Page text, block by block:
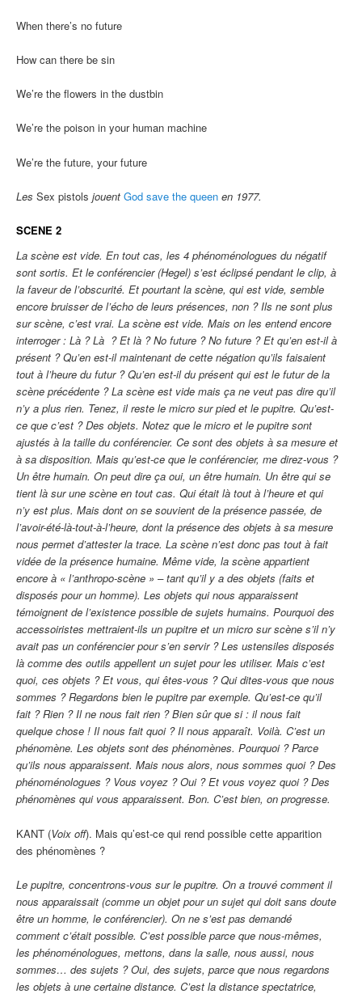
When there’s no future
How can there be sin
We’re the flowers in the dustbin
We’re the poison in your human machine
We’re the future, your future
Les Sex pistols jouent God save the queen en 1977.
SCENE 2
La scène est vide. En tout cas, les 4 phénoménologues du négatif
sont sortis. Et le conférencier (Hegel) s’est éclipsé pendant le clip, à
la faveur de l’obscurité. Et pourtant la scène, qui est vide, semble
encore bruisser de l’écho de leurs présences, non ? Ils ne sont plus
sur scène, c’est vrai. La scène est vide. Mais on les entend encore
interroger : Là ? Là ? Et là ? No future ? No future ? Et qu’en est-il à
présent ? Qu’en est-il maintenant de cette négation qu’ils faisaient
tout à l’heure du futur ? Qu’en est-il du présent qui est le futur de la
scène précédente ? La scène est vide mais ça ne veut pas dire qu’il
n’y a plus rien. Tenez, il reste le micro sur pied et le pupitre. Qu’est-
ce que c’est ? Des objets. Notez que le micro et le pupitre sont
ajustés à la taille du conférencier. Ce sont des objets à sa mesure et
à sa disposition. Mais qu’est-ce que le conférencier, me direz-vous ?
Un être humain. On peut dire ça oui, un être humain. Un être qui se
tient là sur une scène en tout cas. Qui était là tout à l’heure et qui
n’y est plus. Mais dont on se souvient de la présence passée, de
l’avoir-été-là-tout-à-l’heure, dont la présence des objets à sa mesure
nous permet d’attester la trace. La scène n’est donc pas tout à fait
vidée de la présence humaine. Même vide, la scène appartient
encore à « l’anthropo-scène » – tant qu’il y a des objets (faits et
disposés pour un homme). Les objets qui nous apparaissent
témoignent de l’existence possible de sujets humains. Pourquoi des
accessoiristes mettraient-ils un pupitre et un micro sur scène s’il n’y
avait pas un conférencier pour s’en servir ? Les ustensiles disposés
là comme des outils appellent un sujet pour les utiliser. Mais c’est
quoi, ces objets ? Et vous, qui êtes-vous ? Qui dites-vous que nous
sommes ? Regardons bien le pupitre par exemple. Qu’est-ce qu’il
fait ? Rien ? Il ne nous fait rien ? Bien sûr que si : il nous fait
quelque chose ! Il nous fait quoi ? Il nous apparaît. Voilà. C’est un
phénomène. Les objets sont des phénomènes. Pourquoi ? Parce
qu’ils nous apparaissent. Mais nous alors, nous sommes quoi ? Des
phénoménologues ? Vous voyez ? Oui ? Et vous voyez quoi ? Des
phénomènes qui vous apparaissent. Bon. C’est bien, on progresse.
KANT (Voix off). Mais qu’est-ce qui rend possible cette apparition
des phénomènes ?
Le pupitre, concentrons-vous sur le pupitre. On a trouvé comment il
nous apparaissait (comme un objet pour un sujet qui doit sans doute
être un homme, le conférencier). On ne s’est pas demandé
comment c’était possible. C’est possible parce que nous-mêmes,
les phénoménologues, mettons, dans la salle, nous aussi, nous
sommes… des sujets ? Oui, des sujets, parce que nous regardons
les objets à une certaine distance. C’est la distance spectatrice,